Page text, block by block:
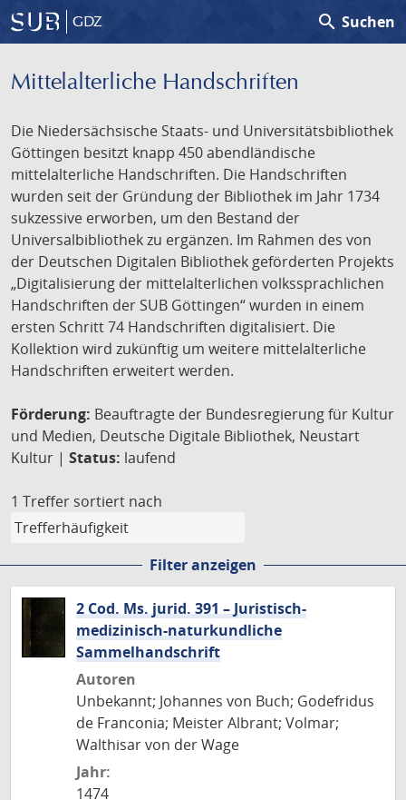
GDZ search Suchen
Mittelalterliche Handschriften
Die Niedersächsische Staats- und Universitätsbibliothek
Göttingen besitzt knapp 450 abendländische
mittelalterliche Handschriften. Die Handschriften
wurden seit der Gründung der Bibliothek im Jahr 1734
sukzessive erworben, um den Bestand der
Universalbibliothek zu ergänzen. Im Rahmen des von
der Deutschen Digitalen Bibliothek geförderten Projekts
„Digitalisierung der mittelalterlichen volkssprachlichen
Handschriften der SUB Göttingen“ wurden in einem
ersten Schritt 74 Handschriften digitalisiert. Die
Kollektion wird zukünftig um weitere mittelalterliche
Handschriften erweitert werden.
Förderung: Beauftragte der Bundesregierung für Kultur
und Medien, Deutsche Digitale Bibliothek, Neustart
Kultur | Status: laufend
1 Treffer sortiert nach
Filter anzeigen
2 Cod. Ms. jurid. 391 – Juristisch-
medizinisch-naturkundliche
Sammelhandschrift
Autoren
Unbekannt; Johannes von Buch; Godefridus
de Franconia; Meister Albrant; Volmar;
Walthisar von der Wage
Jahr:
1474